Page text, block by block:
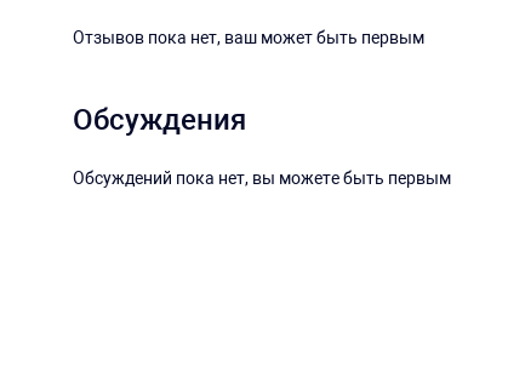
Отзывов пока нет, ваш может быть первым
Обсуждения
Обсуждений пока нет, вы можете быть первым